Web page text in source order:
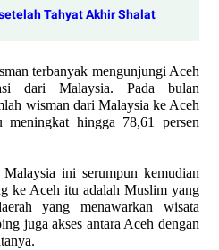
Tahyat Akhir Shalat
terbanyak mengunjungi Aceh
dari Malaysia. Pada bulan
wisman dari Malaysia ke Aceh
meningkat hingga 78,61 persen
ini serumpun kemudian
ke Aceh itu adalah Muslim yang
yang menawarkan wisata
juga akses antara Aceh dengan